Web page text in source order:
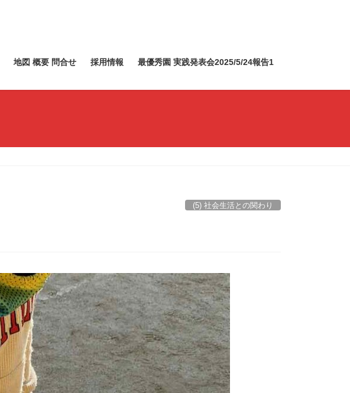
地図 概要 問合せ 採用情報 最優秀園 実践発表会2025/5/24報告1
(5) 社会生活との関わり